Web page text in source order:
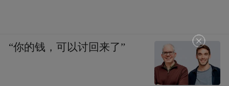
“你的钱，可以讨回来了”